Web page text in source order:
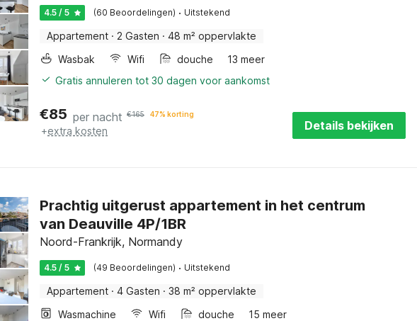
4.5 / 5 (60 Beoordelingen) · Uitstekend
Appartement · 2 Gasten · 48 m² oppervlakte
Wasbak
Wifi douche
13 meer
Gratis annuleren tot 30 dagen voor aankomst
€85 per nacht €165 47% korting
+extra kosten Details bekijken
Prachtig uitgerust appartement in het centrum
van Deauville 4P/1BR
Noord-Frankrijk, Normandy
4.5 / 5 (49 Beoordelingen) · Uitstekend
Appartement · 4 Gasten · 38 m² oppervlakte
Wasmachine
Wifi douche
15 meer